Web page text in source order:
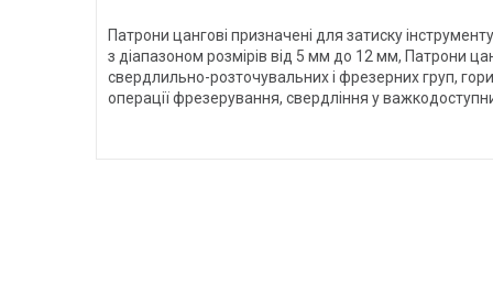
Патрони цангові призначені для затиску
з діапазоном розмірів від 5 мм до 12 мм, Патрони
свердлильно-розточувальних і фрезерних груп,
операції фрезерування, свердління у